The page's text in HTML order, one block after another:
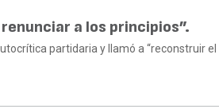
a los principios”.
partidaria y llamó a “reconstruir el